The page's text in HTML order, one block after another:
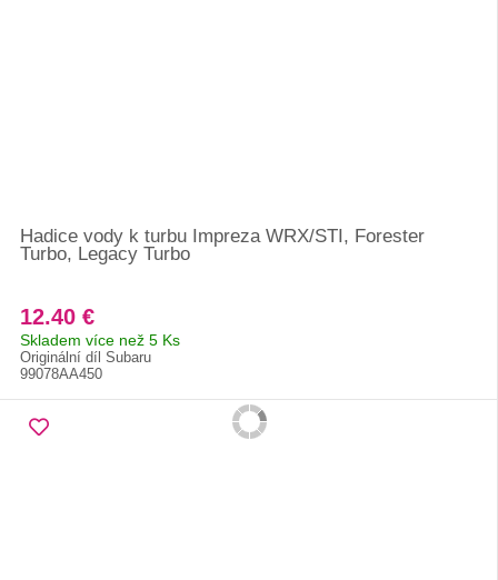
Hadice vody k turbu Impreza WRX/STI, Forester
Turbo, Legacy Turbo
12.40 €
Skladem více než 5 Ks
Originální díl Subaru
99078AA450